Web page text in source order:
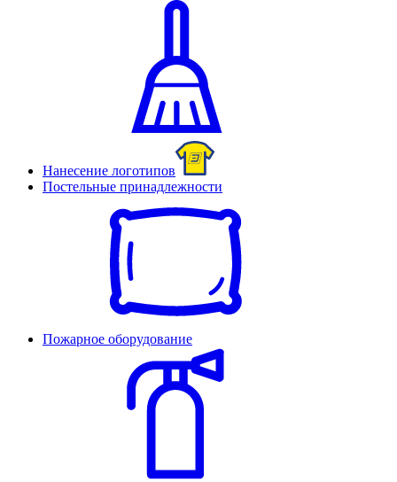
Нанесение логотипов
Постельные принадлежности
Пожарное оборудование